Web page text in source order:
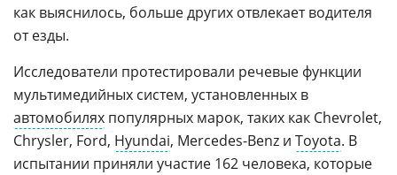
как выяснилось, больше других отвлекает водителя
от езды.
Исследователи протестировали речевые функции
мультимедийных систем, установленных в
автомобилях популярных марок, таких как Chevrolet,
Chrysler, Ford, Hyundai, Mercedes-Benz и Toyota. В
испытании приняли участие 162 человека, которые